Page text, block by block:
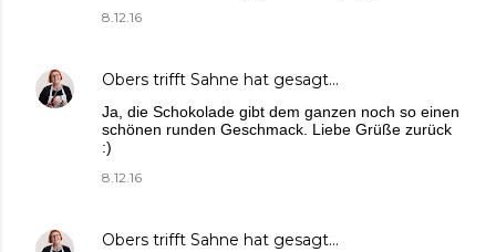
8.12.16
Obers trifft Sahne hat gesagt…
Ja, die Schokolade gibt dem ganzen noch so einen
schönen runden Geschmack. Liebe Grüße zurück
:)
8.12.16
Obers trifft Sahne hat gesagt…